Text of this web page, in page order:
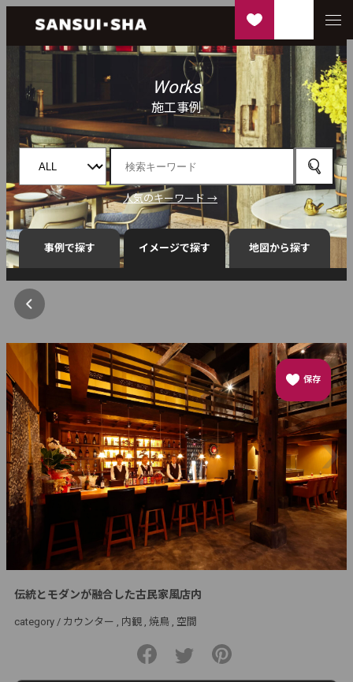
Works
施工事例
人気のキーワード →
事例で探す イメージで探す 地図から探す
保存
伝統とモダンが融合した古民家風店内
category / カウンター 内観 焼鳥 空間